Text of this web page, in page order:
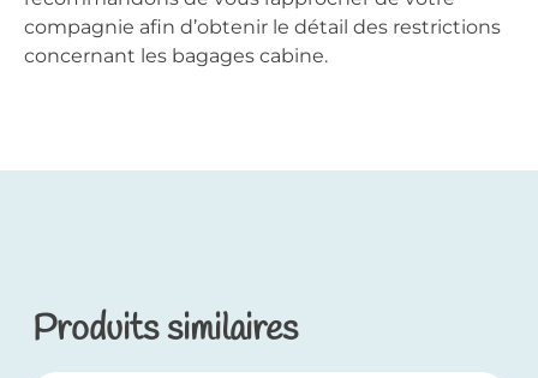
compagnie afin d’obtenir le détail des restrictions
concernant les bagages cabine.
Produits similaires